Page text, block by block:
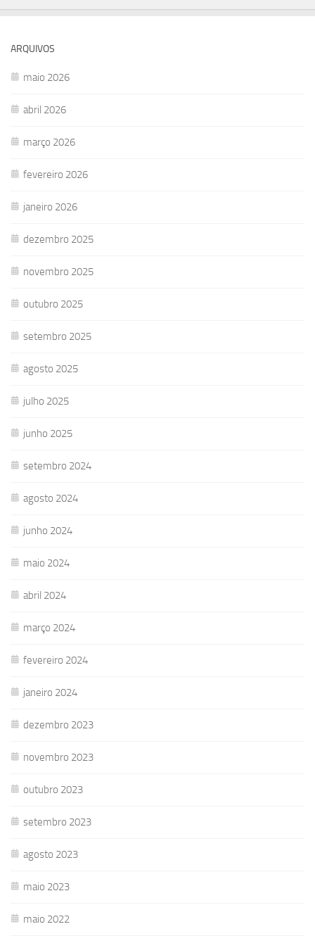
ARQUIVOS
maio 2026
abril 2026
março 2026
fevereiro 2026
janeiro 2026
dezembro 2025
novembro 2025
outubro 2025
setembro 2025
agosto 2025
julho 2025
junho 2025
setembro 2024
agosto 2024
junho 2024
maio 2024
abril 2024
março 2024
fevereiro 2024
janeiro 2024
dezembro 2023
novembro 2023
outubro 2023
setembro 2023
agosto 2023
maio 2023
maio 2022